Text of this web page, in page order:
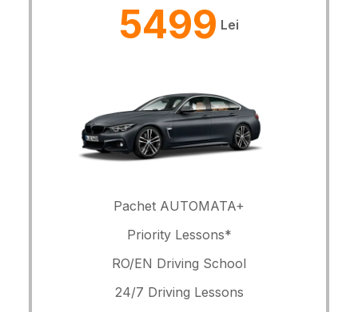
5499 Lei
Pachet AUTOMATA+
Priority Lessons*
RO/EN Driving School
24/7 Driving Lessons